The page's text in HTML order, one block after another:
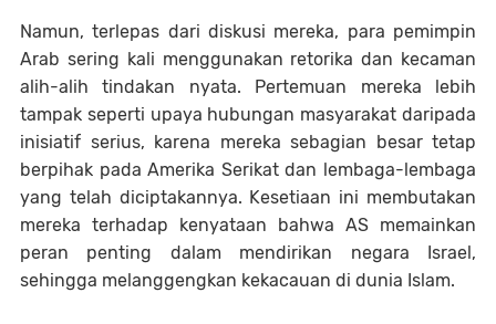
Namun, terlepas dari diskusi mereka, para pemimpin
Arab sering kali menggunakan retorika dan kecaman
alih-alih tindakan nyata. Pertemuan mereka lebih
tampak seperti upaya hubungan masyarakat daripada
inisiatif serius, karena mereka sebagian besar tetap
berpihak pada Amerika Serikat dan lembaga-lembaga
yang telah diciptakannya. Kesetiaan ini membutakan
mereka terhadap kenyataan bahwa AS memainkan
peran penting dalam mendirikan negara Israel,
sehingga melanggengkan kekacauan di dunia Islam.